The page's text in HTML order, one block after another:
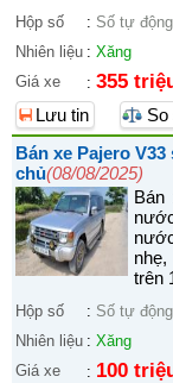
Hộp số : Số tự động
Nhiên liệu : Xăng
Giá xe
: 355
Lưu tin
So
Bán xe Pajero
chủ(08/08/2025)
Bán
trên
Hộp số : Số tự động
Nhiên liệu : Xăng
Giá xe
: 100